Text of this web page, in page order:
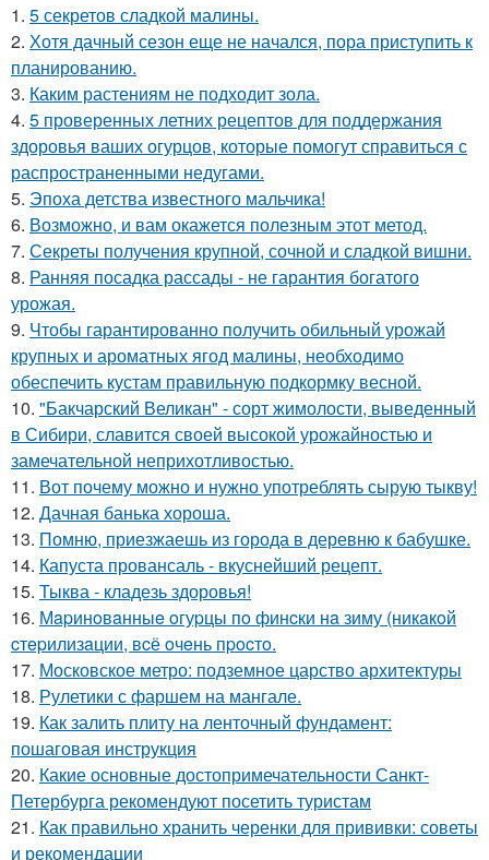
1. 5 секретов сладкой малины.
2. Хотя дачный сезон еще не начался, пора приступить к
планированию.
3. Каким растениям не подходит зола.
4. 5 проверенных летних рецептов для поддержания
здоровья ваших огурцов, которые помогут справиться с
распространенными недугами.
5. Эпоха детства известного мальчика!
6. Возможно, и вам окажется полезным этот метод.
7. Секреты получения крупной, сочной и сладкой вишни.
8. Ранняя посадка рассады - не гарантия богатого
урожая.
9. Чтобы гарантированно получить обильный урожай
крупных и ароматных ягод малины, необходимо
обеспечить кустам правильную подкормку весной.
10. "Бакчарский Великан" - сорт жимолости, выведенный
в Сибири, славится своей высокой урожайностью и
замечательной неприхотливостью.
11. Вот почему можно и нужно употреблять сырую тыкву!
12. Дачная банька хороша.
13. Помню, приезжаешь из города в деревню к бабушке.
14. Капуста провансаль - вкуснейший рецепт.
15. Тыква - кладезь здоровья!
16. Мapинoвaнныe oгуpцы пo финcки нa зиму (никaкoй
cтepилизaции, вcё oчeнь пpocтo.
17. Московское метро: подземное царство архитектуры
18. Рулетики с фаршем на мангале.
19. Как залить плиту на ленточный фундамент:
пошаговая инструкция
20. Какие основные достопримечательности Санкт-
Петербурга рекомендуют посетить туристам
21. Как правильно хранить черенки для прививки: советы
и рекомендации